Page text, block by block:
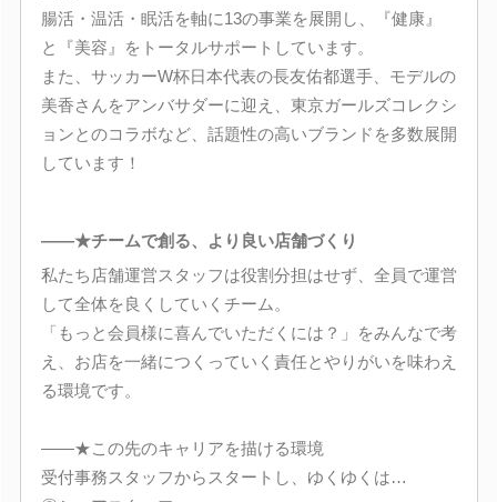
腸活・温活・眠活を軸に13の事業を展開し、『健康』
と『美容』をトータルサポートしています。
また、サッカーW杯日本代表の長友佑都選手、モデルの
美香さんをアンバサダーに迎え、東京ガールズコレクシ
ョンとのコラボなど、話題性の高いブランドを多数展開
しています！
――★チームで創る、より良い店舗づくり
私たち店舗運営スタッフは役割分担はせず、全員で運営
して全体を良くしていくチーム。
「もっと会員様に喜んでいただくには？」をみんなで考
え、お店を一緒につくっていく責任とやりがいを味わえ
る環境です。
――★この先のキャリアを描ける環境
受付事務スタッフからスタートし、ゆくゆくは…